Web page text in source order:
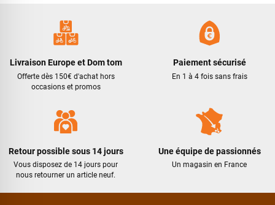
Livraison Europe et Dom tom
Offerte dès 150€ d'achat hors
occasions et promos
Paiement sécurisé
En 1 à 4 fois sans frais
Retour possible sous 14 jours
Vous disposez de 14 jours pour
nous retourner un article neuf.
Une équipe de passionnés
Un magasin en France